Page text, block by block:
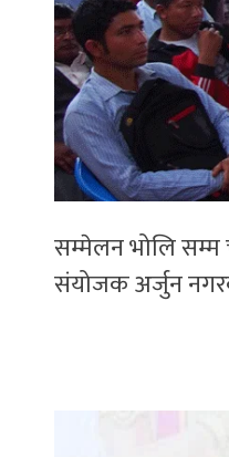
सम्मेलन भोलि सम्म
संयोजक अर्जुन